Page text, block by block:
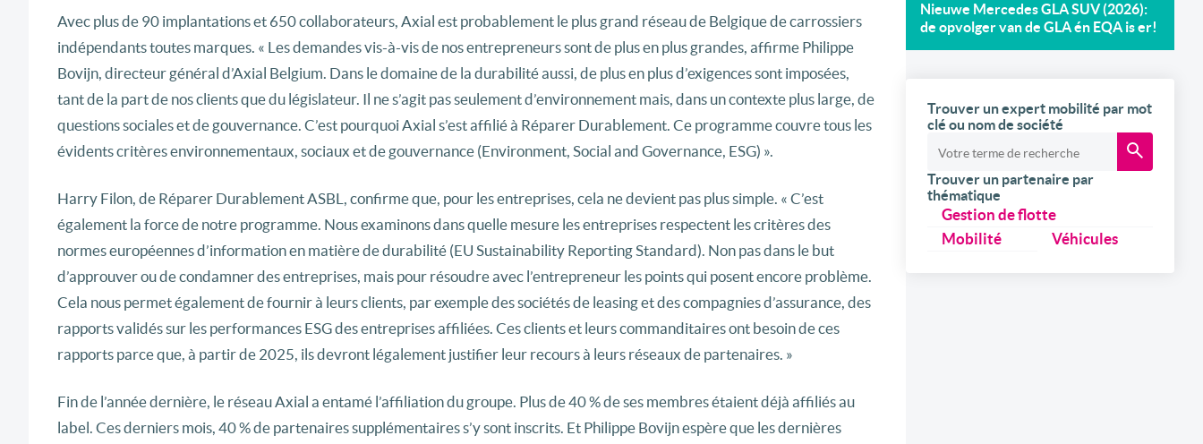
Avec plus de 90 implantations et 650 collaborateurs, Axial est probablement le plus grand réseau de Belgique de carrossiers
indépendants toutes marques. « Les demandes vis-à-vis de nos entrepreneurs sont de plus en plus grandes, affirme Philippe
Bovijn, directeur général d’Axial Belgium. Dans le domaine de la durabilité aussi, de plus en plus d’exigences sont imposées,
tant de la part de nos clients que du législateur. Il ne s’agit pas seulement d’environnement mais, dans un contexte plus large, de
questions sociales et de gouvernance. C’est pourquoi Axial s’est affilié à Réparer Durablement. Ce programme couvre tous les
évidents critères environnementaux, sociaux et de gouvernance (Environment, Social and Governance, ESG) ».
Harry Filon, de Réparer Durablement ASBL, confirme que, pour les entreprises, cela ne devient pas plus simple. « C’est
également la force de notre programme. Nous examinons dans quelle mesure les entreprises respectent les critères des
normes européennes d’information en matière de durabilité (EU Sustainability Reporting Standard). Non pas dans le but
d’approuver ou de condamner des entreprises, mais pour résoudre avec l’entrepreneur les points qui posent encore problème.
Cela nous permet également de fournir à leurs clients, par exemple des sociétés de leasing et des compagnies d’assurance, des
rapports validés sur les performances ESG des entreprises affiliées. Ces clients et leurs commanditaires ont besoin de ces
rapports parce que, à partir de 2025, ils devront légalement justifier leur recours à leurs réseaux de partenaires. »
Fin de l’année dernière, le réseau Axial a entamé l’affiliation du groupe. Plus de 40 % de ses membres étaient déjà affiliés au
label. Ces derniers mois, 40 % de partenaires supplémentaires s’y sont inscrits. Et Philippe Bovijn espère que les dernières
Nieuwe Mercedes GLA SUV (2026):
de opvolger van de GLA én EQA is er!
Trouver un expert mobilité par mot
clé ou nom de société
Trouver un partenaire par
thématique
Gestion de flotte
Mobilité
Véhicules